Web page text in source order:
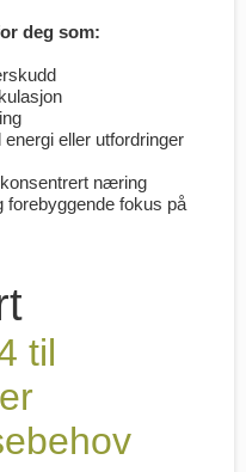
deg som:
eller utfordringer
næring
forebyggende fokus på
til